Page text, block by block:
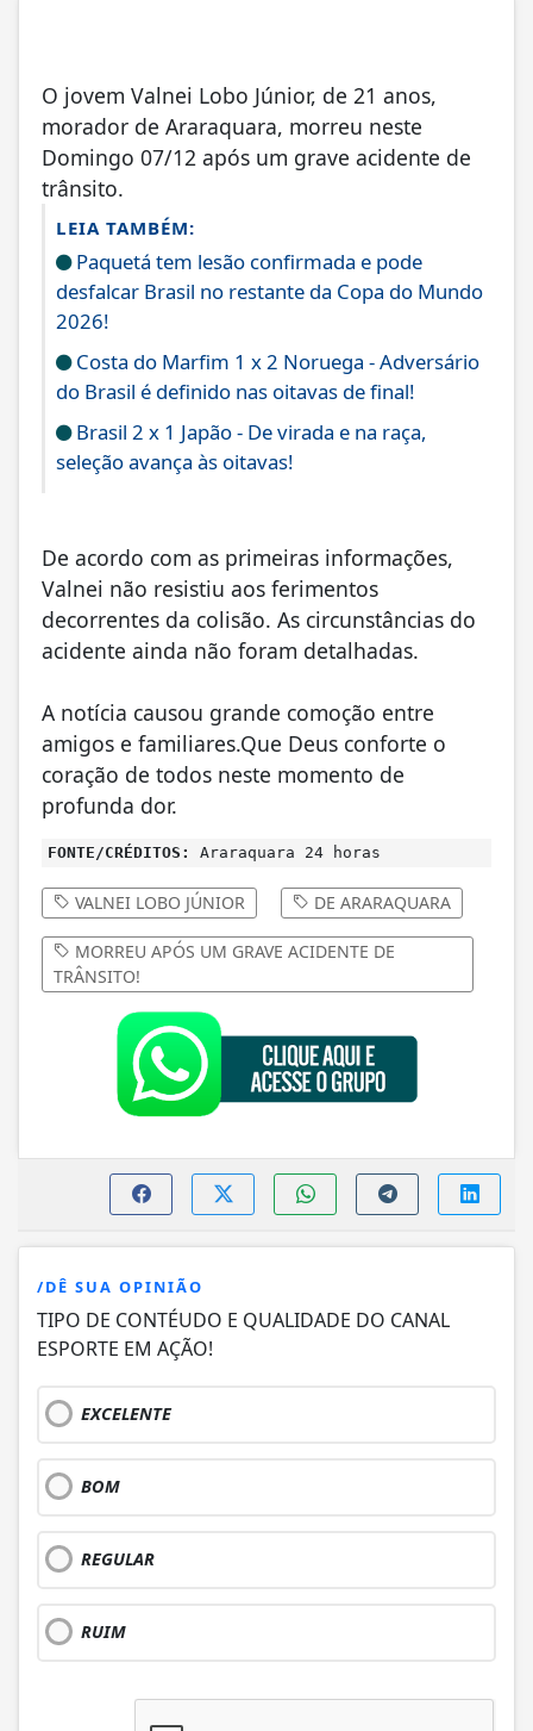
O jovem Valnei Lobo Júnior, de 21 anos,
morador de Araraquara, morreu neste
Domingo 07/12 após um grave acidente de
trânsito.
LEIA TAMBÉM:
Paquetá tem lesão confirmada e pode
desfalcar Brasil no restante da Copa do Mundo
2026!
Costa do Marfim 1 x 2 Noruega - Adversário
do Brasil é definido nas oitavas de final!
Brasil 2 x 1 Japão - De virada e na raça,
seleção avança às oitavas!
De acordo com as primeiras informações,
Valnei não resistiu aos ferimentos
decorrentes da colisão. As circunstâncias do
acidente ainda não foram detalhadas.
A notícia causou grande comoção entre
amigos e familiares.Que Deus conforte o
coração de todos neste momento de
profunda dor.
FONTE/CRÉDITOS: Araraquara 24 horas
VALNEI LOBO JÚNIOR DE ARARAQUARA
MORREU APÓS UM GRAVE ACIDENTE DE
TRÂNSITO!
/DÊ SUA OPINIÃO
TIPO DE CONTÉUDO E QUALIDADE DO CANAL
ESPORTE EM AÇÃO!
EXCELENTE
BOM
REGULAR
RUIM